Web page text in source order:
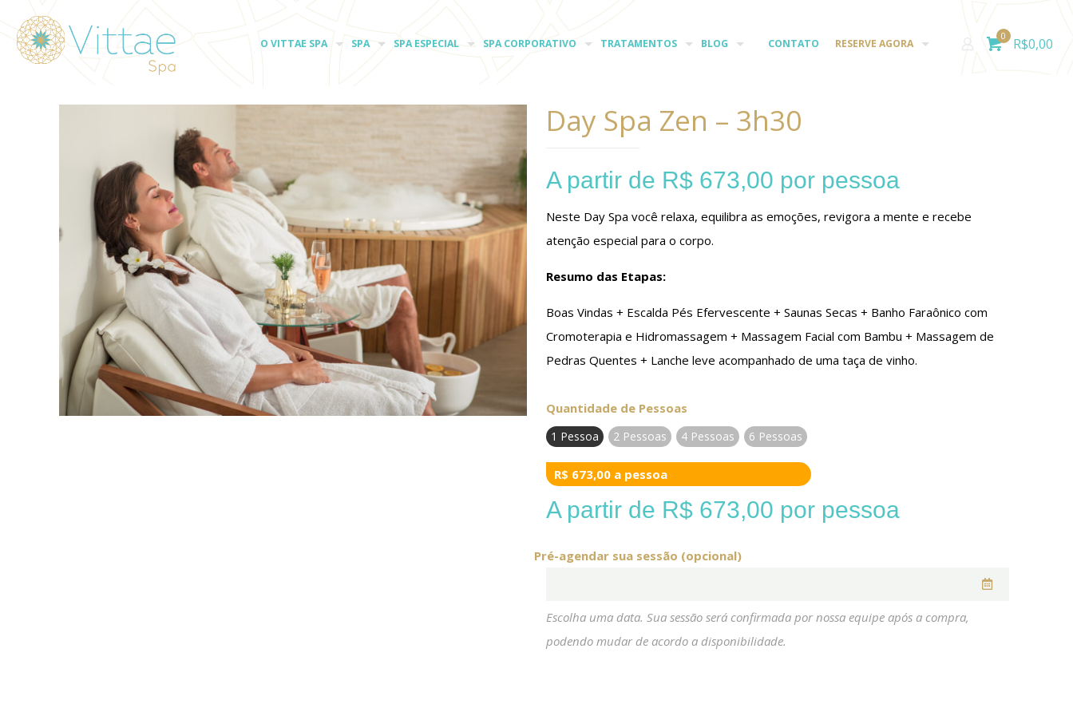
O VITTAE SPA SPA SPA ESPECIAL SPA CORPORATIVO TRATAMENTOS BLOG CONTATO RESERVE AGORA
0 R$0,00
Day Spa Zen – 3h30
A partir de R$ 673,00 por pessoa
Neste Day Spa você relaxa, equilibra as emoções, revigora a mente e recebe
atenção especial para o corpo.
Resumo das Etapas:
Boas Vindas + Escalda Pés Efervescente + Saunas Secas + Banho Faraônico com
Cromoterapia e Hidromassagem + Massagem Facial com Bambu + Massagem de
Pedras Quentes + Lanche leve acompanhado de uma taça de vinho.
Quantidade de Pessoas
1 Pessoa 2 Pessoas 4 Pessoas 6 Pessoas
R$ 673,00 a pessoa
A partir de R$ 673,00 por pessoa
Pré-agendar sua sessão (opcional)
Escolha uma data. Sua sessão será confirmada por nossa equipe após a compra,
podendo mudar de acordo a disponibilidade.